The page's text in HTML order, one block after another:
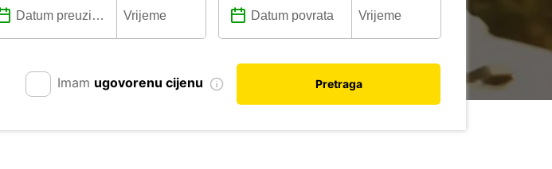
Imam ugovorenu cijenu Pretraga